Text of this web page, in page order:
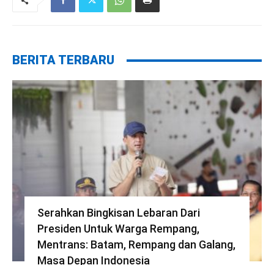
BERITA TERBARU
Serahkan Bingkisan Lebaran Dari
Presiden Untuk Warga Rempang,
Mentrans: Batam, Rempang dan Galang,
Masa Depan Indonesia